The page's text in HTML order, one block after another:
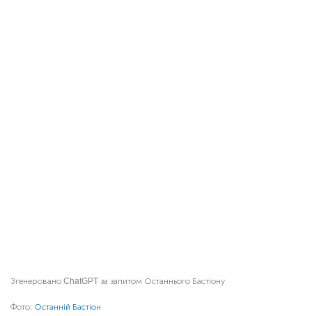
Згенеровано ChatGPT за запитом Останнього Бастіону
Фото: Останній Бастіон